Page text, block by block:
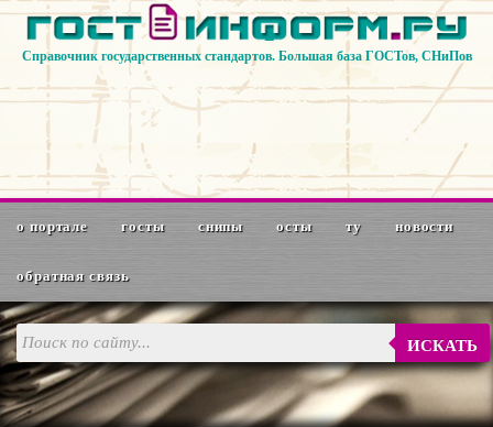
Справочник государственных стандартов. Большая база ГОСТов, СНиПов
о портале госты снипы осты ту новости
обратная связь
ИСКАТЬ